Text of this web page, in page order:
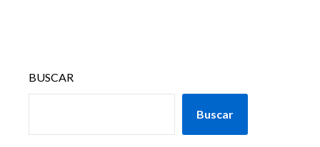
BUSCAR
Buscar